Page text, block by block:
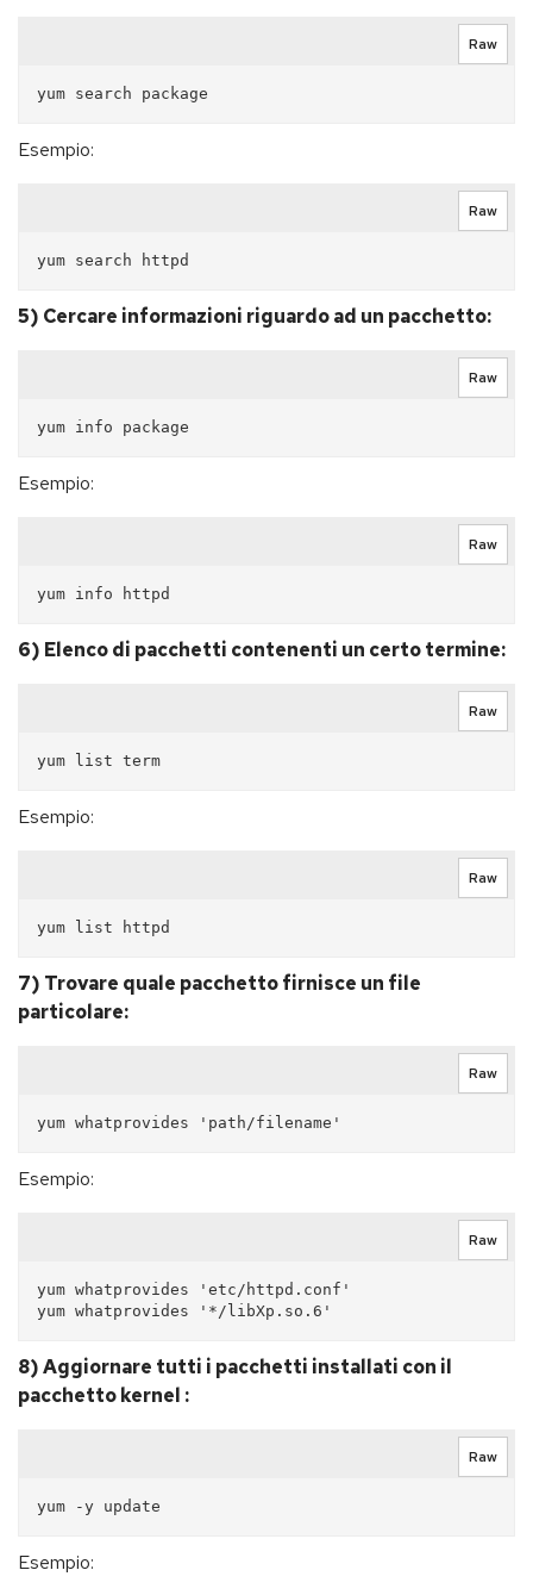
Raw
Esempio:
Raw
5) Cercare informazioni riguardo ad un pacchetto:
Raw
Esempio:
Raw
6) Elenco di pacchetti contenenti un certo termine:
Raw
Esempio:
Raw
7) Trovare quale pacchetto firnisce un file
particolare:
Raw
Esempio:
Raw
yum whatprovides 'etc/httpd.conf'
8) Aggiornare tutti i pacchetti installati con il
pacchetto kernel :
Raw
Esempio: